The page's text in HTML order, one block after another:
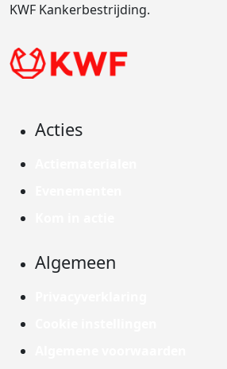
KWF Kankerbestrijding.
Acties
Algemeen